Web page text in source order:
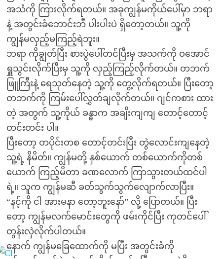
အသံကို ကြားလိုက်ရတယ်။ အခုကျွန်မကိုယ်ပေါ်မှာ ဘရာ
နဲ့ အတွင်းခံဘောင်းဘီ ပါးပါးပဲ ရှိတော့တယ်။ သူ့ကို
ကျွန်မလှည့်မကြည့်ရဲဘူး။
ဘရာ ကိုချွတ်ပြီး စားပွဲပေါ်တင်ပြီးမှ အသက်ကို ဝအောင်
ရှူသွင်းလိုက်ပြီးမှ သူ့ကို လှည့်ကြည့်လိုက်တယ်။ တဘက်
ဖြူကြီးနဲ့ ရေသုတ်နေတဲ့ သူ့ကို တွေ့လိုက်ရတယ်။ ပြီးတော့
တဘက်ကို ကြမ်းပေါ်လွှတ်ချလိုက်တယ်။ ဂျင်ကစား ထား
တဲ့ အတွက် သူ့ကိုယ် ခန္ဓာက အချိးကျကျ တောင့်တောင့်
တင်းတင်း ပါ။
ပြီးတော့ တပိုင်းတစ တောင့်တင်းပြီး တွဲလောင်းကျနေတဲ့
သူ့ရဲ့ နိမိတ်။ ကျွန်မတို့ နှစ်ယောက် တစ်ယောက်ကိုတစ်
ယောက် ကြည့်မိတာ ခဏလောက် ကြာသွားတယ်ထင်ပါ
ရဲ့။ သူက ကျွန်မဆီ ခတ်သွက်သွက်လျောက်လာပြီး။
“နင့်ကို ငါ အားမနာ တော့ဘူးနော်” လို့ ပြောတယ်။ ပြီး
တော့ ကျွန်မလက်မောင်းတွေကို ဖမ်းကိုင်ပြီး ကုတင်ပေါ်
တွန်းလှဲလိုက်ပါတယ်။
နောက် ကျွန်မခြေထောက်ကို မပြီး အတွင်းခံကို